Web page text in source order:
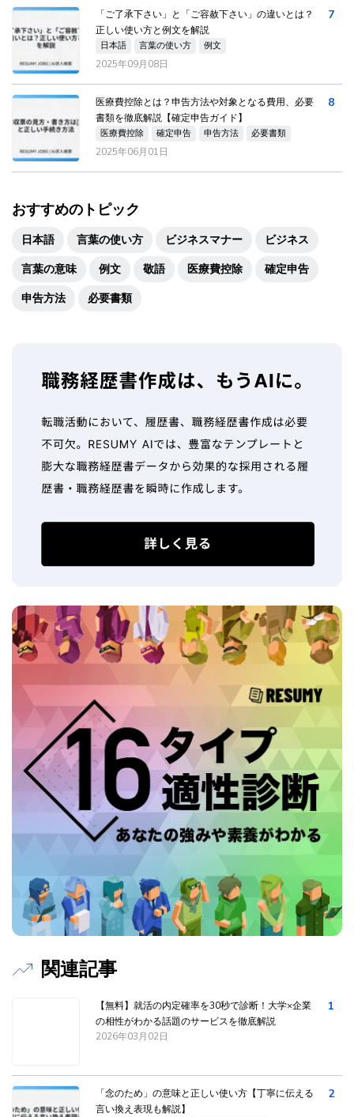
「ご了承下さい」と「ご容赦下さい」の違いとは？
正しい使い方と例文を解説
日本語 言葉の使い方 例文
2025年09月08日
7
医療費控除とは？申告方法や対象となる費用、必要
書類を徹底解説【確定申告ガイド】
医療費控除 確定申告 申告方法 必要書類
2025年06月01日
8
おすすめのトピック
日本語 言葉の使い方 ビジネスマナー
ビジネス
言葉の意味
例文 敬語 医療費控除
確定申告
申告方法
必要書類
関連記事
【無料】就活の内定確率を30秒で診断！大学×企業
の相性がわかる話題のサービスを徹底解説
2026年03月02日
1
「念のため」の意味と正しい使い方【丁寧に伝える
言い換え表現も解説】
2